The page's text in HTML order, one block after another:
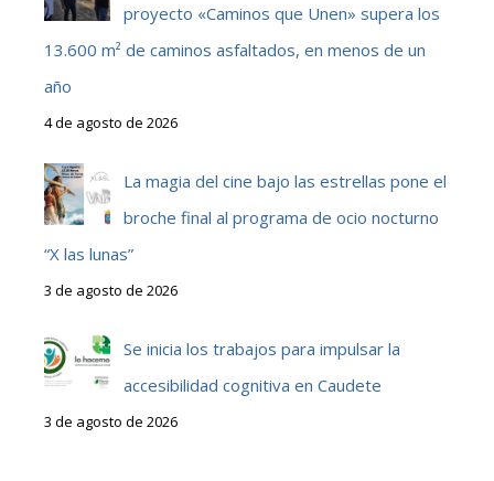
proyecto «Caminos que Unen» supera los
13.600 m² de caminos asfaltados, en menos de un
año
4 de agosto de 2026
La magia del cine bajo las estrellas pone el
broche final al programa de ocio nocturno
“X las lunas”
3 de agosto de 2026
Se inicia los trabajos para impulsar la
accesibilidad cognitiva en Caudete
3 de agosto de 2026